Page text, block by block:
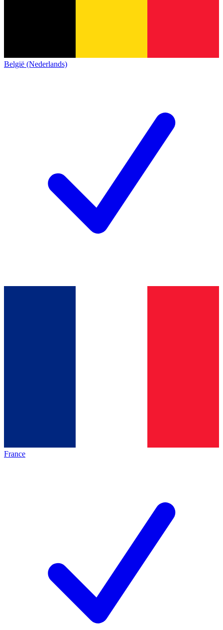
België (Nederlands)
France